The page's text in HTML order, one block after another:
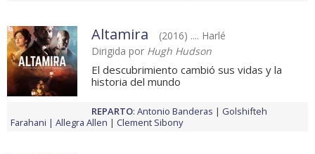
Altamira
(2016) .... Harlé
Dirigida por Hugh Hudson
El descubrimiento cambió sus vidas y la
historia del mundo
REPARTO: Antonio Banderas
Golshifteh
Farahani
Allegra Allen Clement Sibony